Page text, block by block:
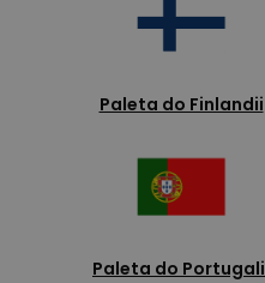
Paleta do Finlandii
Paleta do